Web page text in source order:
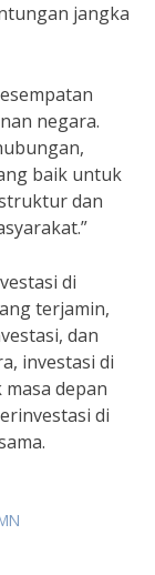
jangka
negara.
baik untuk
dan
di
terjamin,
dan
investasi di
depan
di